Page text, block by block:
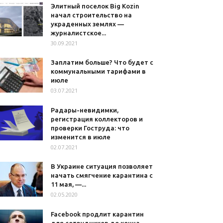
Элитный поселок Big Kozin
начал строительство на
украденных землях —
журналистское...
30.09.2021
Заплатим больше? Что будет с
коммунальными тарифами в
июле
03.07.2021
Радары-невидимки,
регистрация коллекторов и
проверки Гоструда: что
изменится в июле
02.07.2021
В Украине ситуация позволяет
начать смягчение карантина с
11 мая, —...
02.05.2020
Facebook продлит карантин